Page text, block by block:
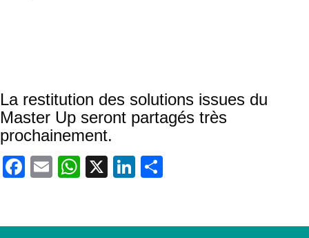
La restitution des solutions issues du
Master Up seront partagés très
prochainement.
Facebook
EmailWhatsApp
X LinkedIn